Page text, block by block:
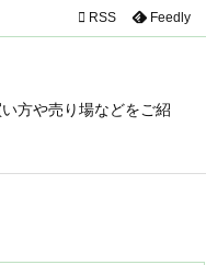
方や売り場などをご紹

サイド
前へ
 RSS Feedly